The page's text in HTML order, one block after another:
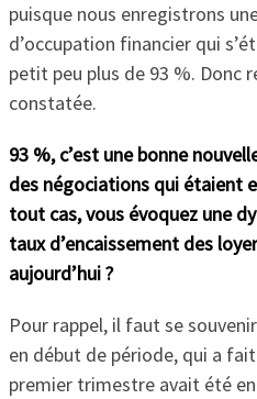
puisque nous enregistrons
d’occupation financier qui
petit peu plus de 93 %. Donc
constatée.
93 %, c’est une bonne
des négociations qui étaient
tout cas, vous évoquez une
taux d’encaissement des
aujourd’hui ?
Pour rappel, il faut se
en début de période, qui a
premier trimestre avait été